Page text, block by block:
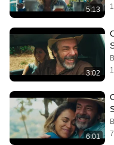
5:13
3:02
6:01